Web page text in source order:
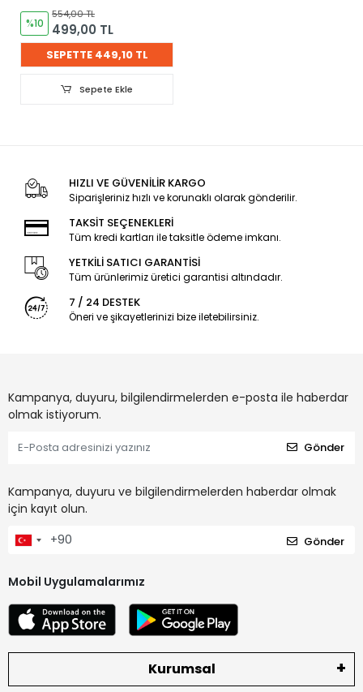
%10
554,00 TL
499,00 TL
SEPETTE 449,10 TL
Sepete Ekle
HIZLI VE GÜVENİLİR KARGO
Siparişleriniz hızlı ve korunaklı olarak gönderilir.
TAKSİT SEÇENEKLERİ
Tüm kredi kartları ile taksitle ödeme imkanı.
YETKİLİ SATICI GARANTİSİ
Tüm ürünlerimiz üretici garantisi altındadır.
7 / 24 DESTEK
Öneri ve şikayetlerinizi bize iletebilirsiniz.
Kampanya, duyuru, bilgilendirmelerden e-posta ile haberdar
olmak istiyorum.
Gönder
Kampanya, duyuru ve bilgilendirmelerden haberdar olmak
için kayıt olun.
Gönder
Mobil Uygulamalarımız
Kurumsal